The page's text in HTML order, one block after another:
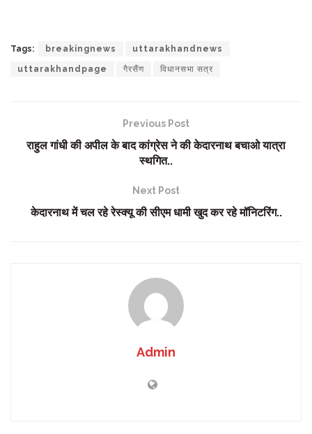
Tags: breakingnews uttarakhandnews
uttarakhandpage गैरसैंण विधानसभा सत्र
Previous Post
राहुल गांधी की अपील के बाद कांग्रेस ने की केदारनाथ बचाओ यात्रा
स्थगित..
Next Post
केदारनाथ में चल रहे रेस्क्यू की सीएम धामी खुद कर रहे मॉनिटरिंग..
Admin